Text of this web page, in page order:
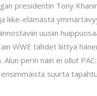
presidentin Tony
liike-elämästä
uusiin
WWE tähdet liittyä
Alun perin näin ei ollut
suurta